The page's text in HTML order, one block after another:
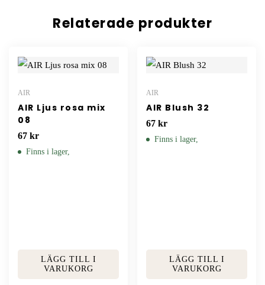
Relaterade produkter
AIR
AIR Ljus rosa mix
08
67 kr
Finns i lager,
LÄGG TILL I
VARUKORG
AIR
AIR Blush 32
67 kr
Finns i lager,
LÄGG TILL I
VARUKORG